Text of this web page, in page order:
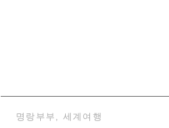
명랑부부, 세계여행